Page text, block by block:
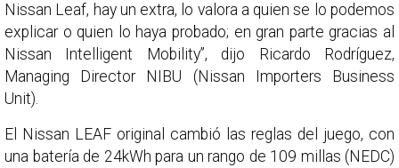
Nissan Leaf, hay un extra, lo valora a quien se lo podemos
explicar o quien lo haya probado; en gran parte gracias al
Nissan Intelligent Mobility”, dijo Ricardo Rodríguez,
Managing Director NIBU (Nissan Importers Business
Unit).
El Nissan LEAF original cambió las reglas del juego, con
una batería de 24kWh para un rango de 109 millas (NEDC)